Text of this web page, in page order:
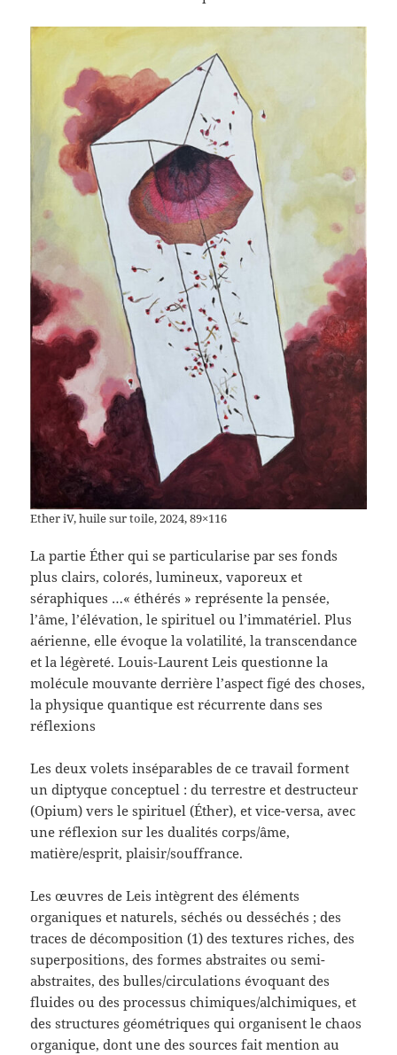
Ether iV, huile sur toile, 2024, 89×116
La partie Éther qui se particularise par ses fonds
plus clairs, colorés, lumineux, vaporeux et
séraphiques …« éthérés » représente la pensée,
l’âme, l’élévation, le spirituel ou l’immatériel. Plus
aérienne, elle évoque la volatilité, la transcendance
et la légèreté. Louis-Laurent Leis questionne la
molécule mouvante derrière l’aspect figé des choses,
la physique quantique est récurrente dans ses
réflexions
Les deux volets inséparables de ce travail forment
un diptyque conceptuel : du terrestre et destructeur
(Opium) vers le spirituel (Éther), et vice-versa, avec
une réflexion sur les dualités corps/âme,
matière/esprit, plaisir/souffrance.
Les œuvres de Leis intègrent des éléments
organiques et naturels, séchés ou desséchés ; des
traces de décomposition (1) des textures riches, des
superpositions, des formes abstraites ou semi-
abstraites, des bulles/circulations évoquant des
fluides ou des processus chimiques/alchimiques, et
des structures géométriques qui organisent le chaos
organique, dont une des sources fait mention au